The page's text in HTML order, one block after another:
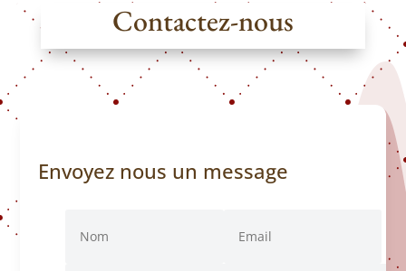
Contactez-nous
Envoyez nous un message